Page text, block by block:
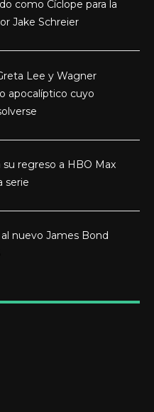
como Cíclope para la
Jake Schreier
Lee y Wagner
apocalíptico cuyo
su regreso a HBO Max
serie
nuevo James Bond